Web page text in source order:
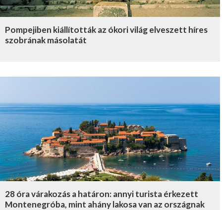
Pompejiben kiállították az ókori világ elveszett híres
szobrának másolatát
28 óra várakozás a határon: annyi turista érkezett
Montenegróba, mint ahány lakosa van az országnak